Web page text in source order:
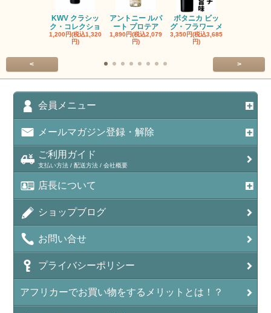
KWV クラシッ
ク・コレクショ
1,200円(税込1,320
円)
アントニー ルパ
ート プロテア
1,890円(税込2,079
円)
ボタニカ ビッ
グ・フラワー メ
3,350円(税込3,685
円)
< >
会員メニュー
メールマガジン登録・解除
ご利用ガイド
支払い方法 / 配送方法 / 会社概要
店長について
ショップブログ
お問い合せ
プライバシーポリシー
アフリカーでお買い物をするメリットとは！？